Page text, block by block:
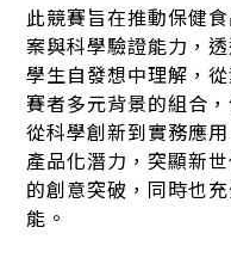
此競賽旨在推動保健
案與科學驗證能力，
學生自發想中理解，
賽者多元背景的組合
從科學創新到實務應
產品化潛力，突顯新
的創意突破，同時也
能。